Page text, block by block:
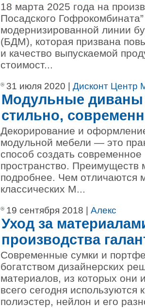
18 марта 2025 года на
Посадского
модернизированной линии
(БДМ), которая призвана
и качество выпускаемой
стоимост...
31 июля 2020 | Дисконт Центр
Модульные
стильно,
Декорирование и
модульной мебели — это
способ создать
пространство. Преимуществ
подробнее. Чем отличаются
классических М...
19 сентября 2018 | Алекс
Уход за
производства
Современные сумки и
богатством дизайнерских
материалов, из которых они
всего сегодня используются
полиэстер, нейлон и его